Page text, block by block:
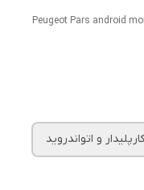
Peugeot Pars android